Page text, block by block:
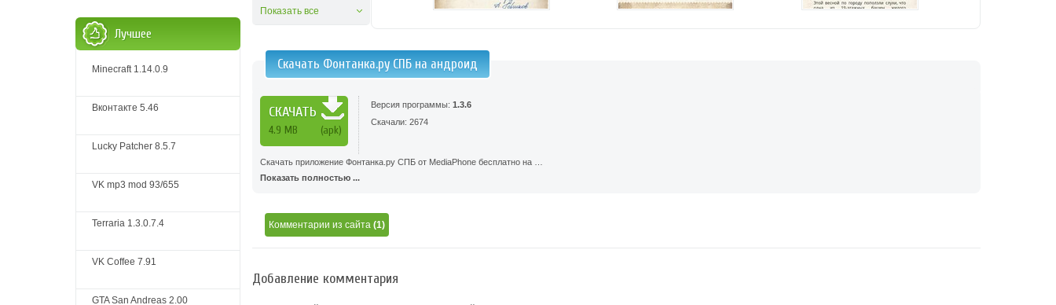
Показать все
Скачать Фонтанка.ру СПБ на андроид
СКАЧАТЬ
4.9 MB (apk)
Версия программы: 1.3.6
Скачали: 2674
Скачать приложение Фонтанка.ру СПБ от MediaPhone бесплатно на …
Показать полностью ...
Комментарии из сайта (1)
Добавление комментария
Лучшее
Minecraft 1.14.0.9
Вконтакте 5.46
Lucky Patcher 8.5.7
VK mp3 mod 93/655
Terraria 1.3.0.7.4
VK Coffee 7.91
GTA San Andreas 2.00